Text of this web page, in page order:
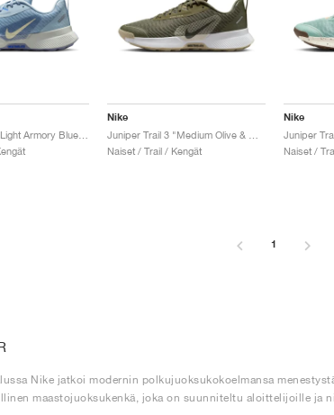
Nike
Naiset / Trail / Kengät
Nike
Naiset /
1
Nike jatkoi modernin polkujuoksukokoelmansa
maastojuoksukenkä, joka on suunniteltu aloittelijoille ja